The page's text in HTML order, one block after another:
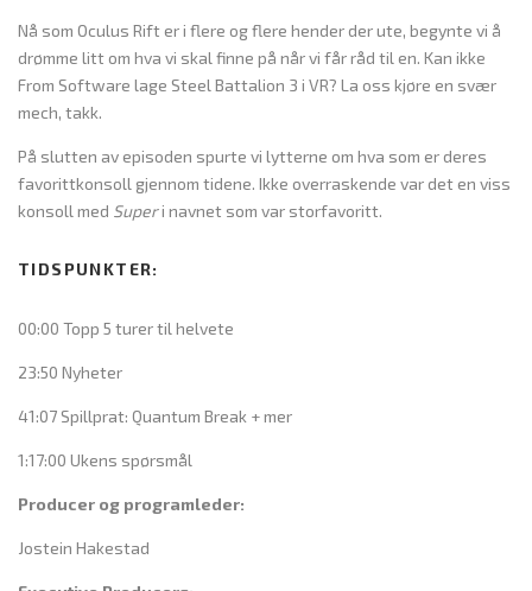
Nå som Oculus Rift er i flere og flere hender der ute, begynte vi å
drømme litt om hva vi skal finne på når vi får råd til en. Kan ikke
From Software lage Steel Battalion 3 i VR? La oss kjøre en svær
mech, takk.
På slutten av episoden spurte vi lytterne om hva som er deres
favorittkonsoll gjennom tidene. Ikke overraskende var det en viss
konsoll med Superi navnet som var storfavoritt.
TIDSPUNKTER:
00:00 Topp 5 turer til helvete
23:50 Nyheter
41:07 Spillprat: Quantum Break + mer
1:17:00 Ukens spørsmål
Producer og programleder:
Jostein Hakestad